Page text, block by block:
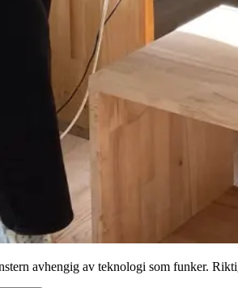
avhengig av teknologi som funker.